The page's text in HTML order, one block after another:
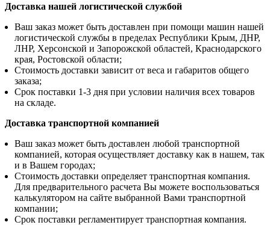
Доставка нашей логистической службой
Ваш заказ может быть доставлен при помощи машин нашей
логистической службы в пределах Республики Крым, ДНР,
ЛНР, Херсонской и Запорожской областей, Краснодарского
края, Ростовской области;
Стоимость доставки зависит от веса и габаритов общего
заказа;
Срок поставки 1-3 дня при условии наличия всех товаров
на складе.
Доставка транспортной компанией
Ваш заказ может быть доставлен любой транспортной
компанией, которая осуществляет доставку как в нашем, так
и в Вашем городах;
Стоимость доставки определяет транспортная компания.
Для предварительного расчета Вы можете воспользоваться
калькулятором на сайте выбранной Вами транспортной
компании;
Срок поставки регламентирует транспортная компания.